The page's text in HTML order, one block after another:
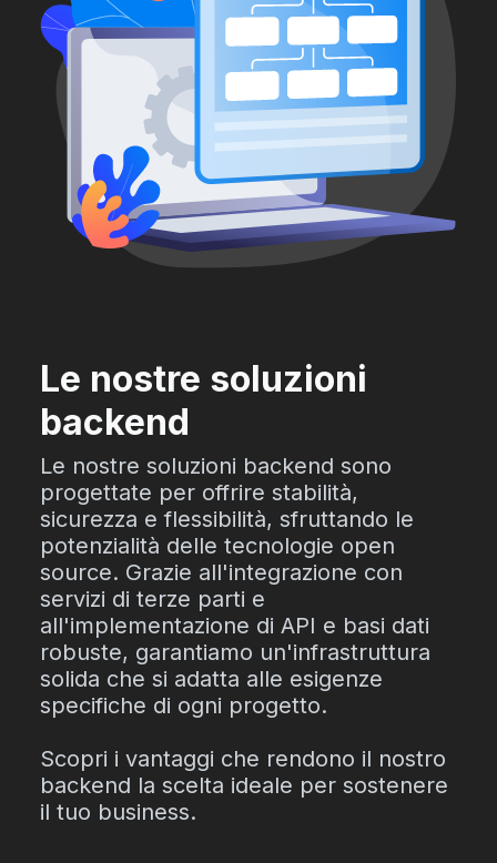
Le nostre soluzioni
backend
Le nostre soluzioni backend sono
progettate per offrire stabilità,
sicurezza e flessibilità, sfruttando le
potenzialità delle tecnologie open
source. Grazie all'integrazione con
servizi di terze parti e
all'implementazione di API e basi dati
robuste, garantiamo un'infrastruttura
solida che si adatta alle esigenze
specifiche di ogni progetto.
Scopri i vantaggi che rendono il nostro
backend la scelta ideale per sostenere
il tuo business.